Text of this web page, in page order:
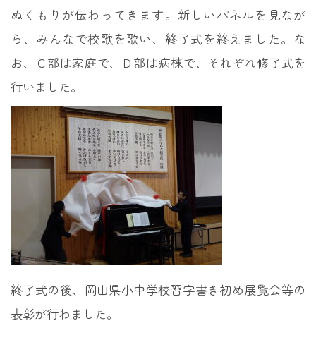
ぬくもりが伝わってきます。新しいパネルを見なが
ら、みんなで校歌を歌い、終了式を終えました。な
お、Ｃ部は家庭で、Ｄ部は病棟で、それぞれ修了式を
行いました。
終了式の後、岡山県小中学校習字書き初め展覧会等の
表彰が行わました。